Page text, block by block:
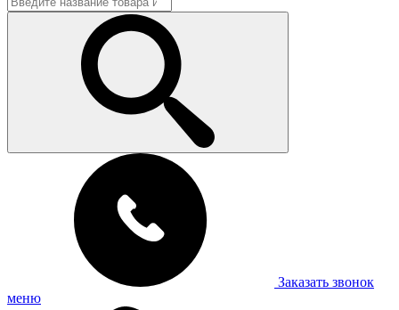
Заказать звонок
меню